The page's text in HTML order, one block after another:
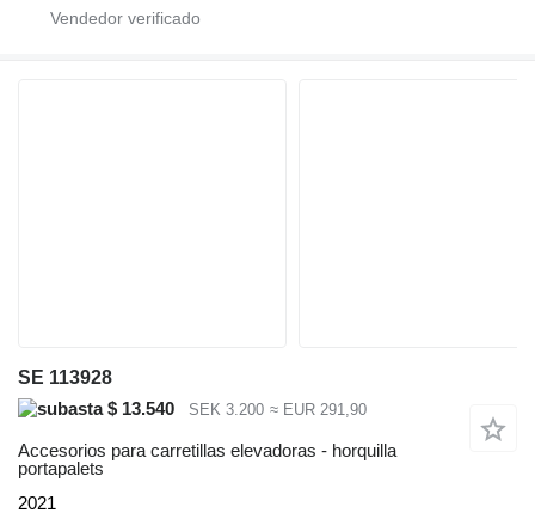
SE 113928
$ 13.540
SEK 3.200 ≈ EUR 291,90
Accesorios para carretillas elevadoras - horquilla
portapalets
2021